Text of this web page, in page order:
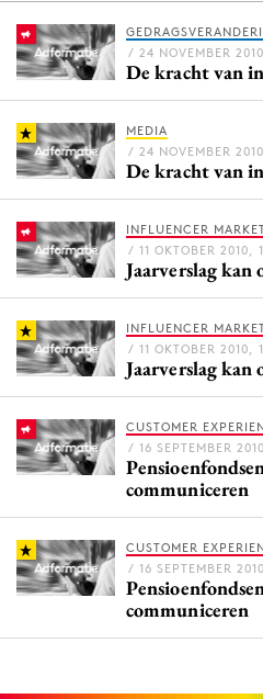
Menu
Home
9 sept: GenAI-training
12 nov: MarketingLive!
Adverteren
Events
Opleidingen
Vacatures
Academy
Partners
Topics
Artificial Intelligence
Bureaus
Campagnes
Carriere
Contentmarketing
Craft
/ 24 NOVEMBER
De kracht van
MEDIA
/ 24 NOVEMBER
De kracht van
INFLUENCER
/ 11 OKTOBER 2010,
Jaarverslag
INFLUENCER
/ 11 OKTOBER 2010,
Jaarverslag
CUSTOMER
/ 16 SEPTEMBER
communiceren
CUSTOMER
/ 16 SEPTEMBER
communiceren